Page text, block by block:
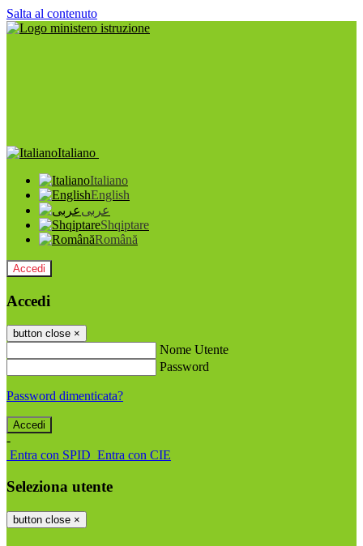
Salta al contenuto
Italiano
Italiano
English
عربى
Shqiptare
Română
Accedi
Accedi
button close ×
Nome Utente
Password
Password dimenticata?
-
Entra con SPID Entra con CIE
Seleziona utente
button close ×